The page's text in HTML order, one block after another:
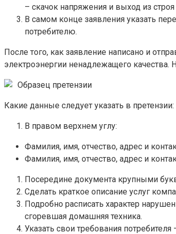
– скачок напряжения и выход из
В самом конце заявления указать
потребителю.
После того, как заявление написано и
электроэнергии ненадлежащего качества.
Образец претензии
Какие данные следует указать в претензии:
В правом верхнем углу:
Фамилия, имя, отчество, адрес и
Фамилия, имя, отчество, адрес и
Посередине документа крупными
Сделать краткое описание услуг
Подробно расписать характер
сгоревшая домашняя техника.
Указать свои требования